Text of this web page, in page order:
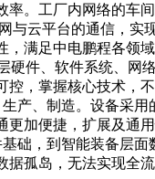
率。工厂内网络的车
与云平台的通信，
，满足中电鹏程各领
硬件、软件系统、网
控，掌握核心技术，
产、制造。设备采
更加便捷，扩展及通
础，到智能装备层
据孤岛，无法实现全